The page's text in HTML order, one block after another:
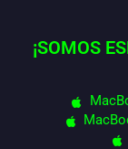
¡SOMOS